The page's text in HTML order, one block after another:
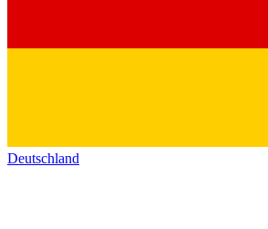
Deutschland